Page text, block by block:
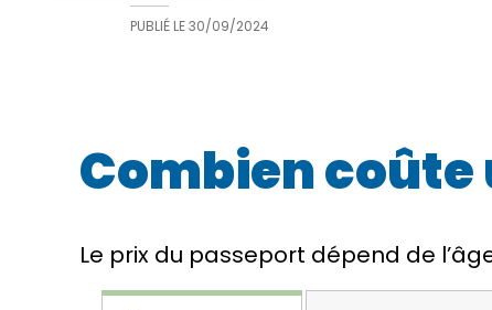
PUBLIÉ LE30/09/2024
Combien coûte
Le prix du passeport dépend de